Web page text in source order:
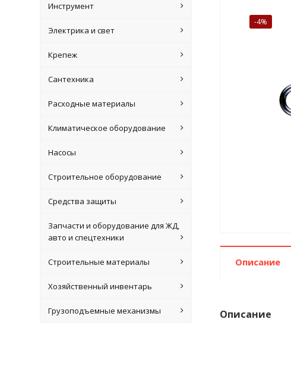
Инструмент
Электрика и свет
Крепеж
Сантехника
Расходные материалы
Климатическое оборудование
Насосы
Строительное оборудование
Средства защиты
Запчасти и оборудование для ЖД,
авто и спецтехники
Строительные материалы
Хозяйственный инвентарь
Грузоподъемные механизмы
-4%
Описание
Описание